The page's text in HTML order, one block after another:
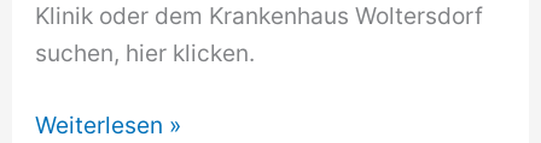
Klinik oder dem Krankenhaus Woltersdorf
suchen, hier klicken.
Krankenhaus
Weiterlesen »